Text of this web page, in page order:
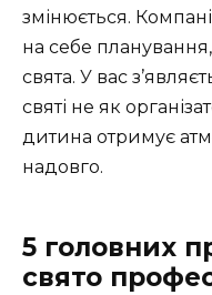
змінюється.
на себе
свята. У вас
святі не як
дитина отримує
надовго.
5 головних
свято